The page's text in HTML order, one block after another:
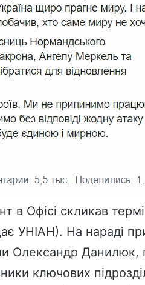
в Офісі скликав
УНІАН). На нараді
Олександр Данилюк,
ключових